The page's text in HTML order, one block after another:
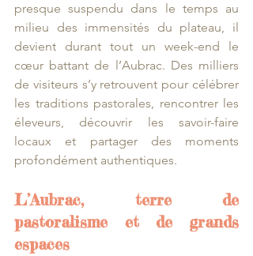
presque suspendu dans le temps au
milieu des immensités du plateau, il
devient durant tout un week-end le
cœur battant de l’Aubrac. Des milliers
de visiteurs s’y retrouvent pour célébrer
les traditions pastorales, rencontrer les
éleveurs, découvrir les savoir-faire
locaux et partager des moments
profondément authentiques.
L’Aubrac, terre de
pastoralisme et de grands
espaces